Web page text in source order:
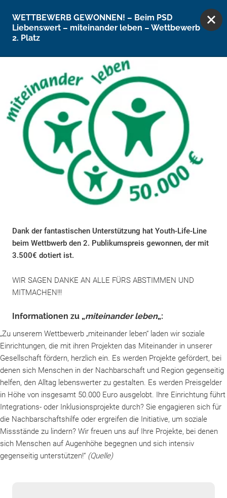
Aktuelles
FERIENSPRECHZEITEN
Wir suchen DICH! Werde Teil des Teams.
WETTBEWERB GEWONNEN! – Beim PSD
Liebenswert – miteinander leben – Wettbewerb
2. Platz
Dank der fantastischen Unterstützung hat Youth-Life-Line
beim Wettbwerb den 2. Publikumspreis gewonnen, der mit
3.500€ dotiert ist.
WIR SAGEN DANKE AN ALLE FÜRS ABSTIMMEN UND
MITMACHEN!!!
Informationen zu „miteinander leben„:
„Zu unserem Wettbewerb „miteinander leben“ laden wir soziale
Einrichtungen, die mit ihren Projekten das Miteinander in unserer
Gesellschaft fördern, herzlich ein. Es werden Projekte gefördert, bei
denen sich Menschen in der Nachbarschaft und Region gegenseitig
helfen, den Alltag lebenswerter zu gestalten. Es werden Preisgelder
in Höhe von insgesamt 50.000 Euro ausgelobt. Ihre Einrichtung führt
Integrations- oder Inklusionsprojekte durch? Sie engagieren sich für
die Nachbarschaftshilfe oder ergreifen die Initiative, um soziale
Missstände zu lindern? Wir freuen uns auf Ihre Projekte, bei denen
sich Menschen auf Augenhöhe begegnen und sich intensiv
gegenseitig unterstützen!“ (Quelle)